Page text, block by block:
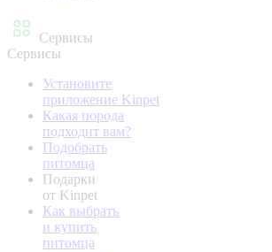
Сервисы
Сервисы
Установите
приложение Kinpet
Какая порода
подходит вам?
Подобрать
питомца
Подарки
от Kinpet
Как выбрать
и купить
питомца